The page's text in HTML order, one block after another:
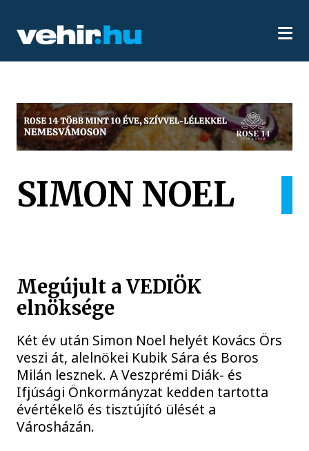
SIMON NOEL
Megújult a VEDIÖK
elnöksége
Két év után Simon Noel helyét Kovács Örs
veszi át, alelnökei Kubik Sára és Boros
Milán lesznek. A Veszprémi Diák- és
Ifjúsági Önkormányzat kedden tartotta
évértékelő és tisztújító ülését a
Városházán.